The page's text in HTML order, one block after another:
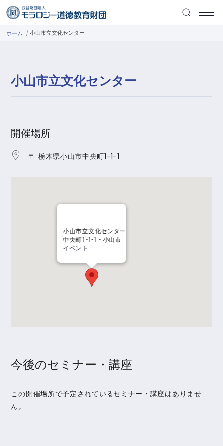
ホーム 小山市立文化センター
小山市立文化センター
開催場所
〒 栃木県小山市中央町1-1-1
小山市立文化センター
中央町1-1-1 - 小山市
イベント
今後のセミナー・講座
この開催場所で予定されているセミナー・講座はありませ
ん。